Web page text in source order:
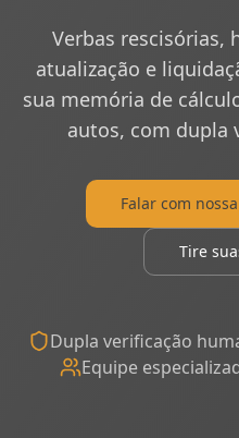
Verbas rescisórias,
atualização e
sua memória de
autos, com dupla
Falar com
Tire
Dupla verificação
Equipe